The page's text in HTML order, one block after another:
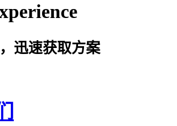
迅速获取方案